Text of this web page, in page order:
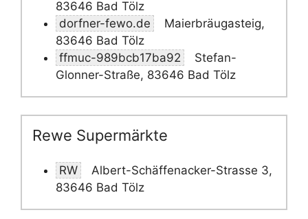
83646 Bad Tölz
dorfner-fewo.de
Maierbräugasteig,
83646 Bad Tölz
ffmuc-989bcb17ba92
Stefan-
Glonner-Straße, 83646 Bad Tölz
Rewe Supermärkte
RW
Albert-Schäffenacker-Strasse 3,
83646 Bad Tölz